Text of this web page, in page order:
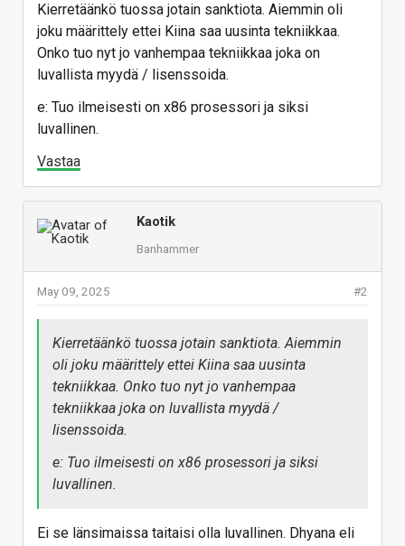
Kierretäänkö tuossa jotain sanktiota. Aiemmin oli
joku määrittely ettei Kiina saa uusinta tekniikkaa.
Onko tuo nyt jo vanhempaa tekniikkaa joka on
luvallista myydä / lisenssoida.
e: Tuo ilmeisesti on x86 prosessori ja siksi
luvallinen.
Vastaa
Kaotik
Banhammer
#2
May 09, 2025
Kierretäänkö tuossa jotain sanktiota. Aiemmin
oli joku määrittely ettei Kiina saa uusinta
tekniikkaa. Onko tuo nyt jo vanhempaa
tekniikkaa joka on luvallista myydä /
lisenssoida.
e: Tuo ilmeisesti on x86 prosessori ja siksi
luvallinen.
Ei se länsimaissa taitaisi olla luvallinen. Dhyana eli